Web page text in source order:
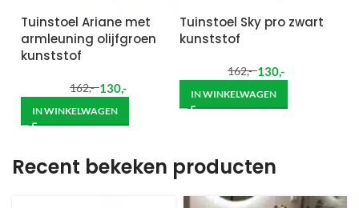
Tuinstoel Ariane met
armleuning olijfgroen
kunststof
162,- 130,-
IN WINKELWAGEN
Tuinstoel Sky pro zwart
kunststof
162,- 130,-
IN WINKELWAGEN
Recent bekeken producten